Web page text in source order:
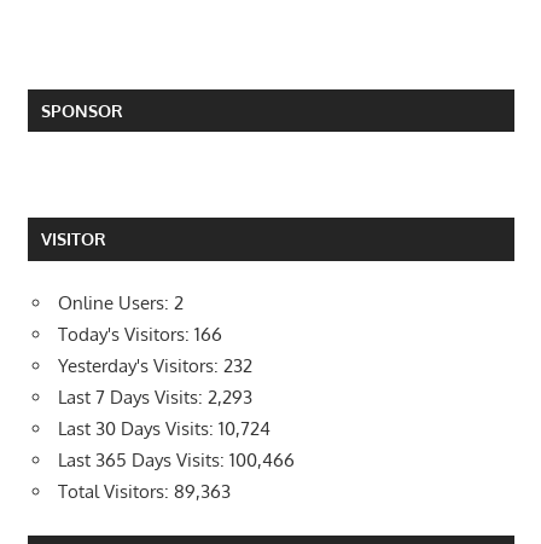
SPONSOR
VISITOR
Online Users: 2
Today's Visitors: 166
Yesterday's Visitors: 232
Last 7 Days Visits: 2,293
Last 30 Days Visits: 10,724
Last 365 Days Visits: 100,466
Total Visitors: 89,363